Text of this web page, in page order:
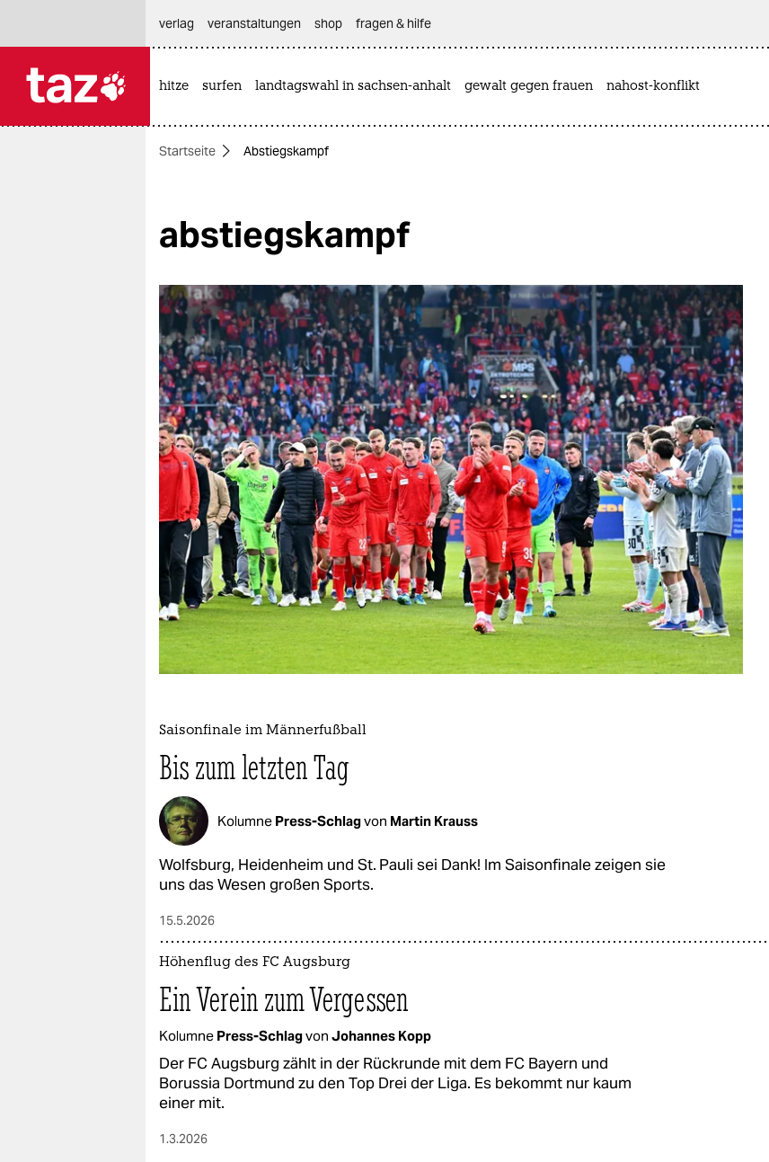
themen
öko
gesellschaft
kultur
sport
berlin
nord
wahrheit
verlag
verlag
veranstaltungen
shop
fragen & hilfe
abo
genossenschaft
epaper login
verlag
veranstaltungen shop fragen & hilfe
hitze surfen landtagswahl in sachsen-anhalt gewalt gegen frauen nahost-konflikt
Startseite Abstiegskampf
abstiegskampf
Saisonfinale im Männerfußball
Bis zum letzten Tag
Kolumne Press-Schlagvon Martin Krauss
Wolfsburg, Heidenheim und St. Pauli sei Dank! Im Saisonfinale zeigen sie
uns das Wesen großen Sports.
15.5.2026
Höhenflug des FC Augsburg
Ein Verein zum Vergessen
Kolumne Press-Schlagvon Johannes Kopp
Der FC Augsburg zählt in der Rückrunde mit dem FC Bayern und
Borussia Dortmund zu den Top Drei der Liga. Es bekommt nur kaum
einer mit.
1.3.2026